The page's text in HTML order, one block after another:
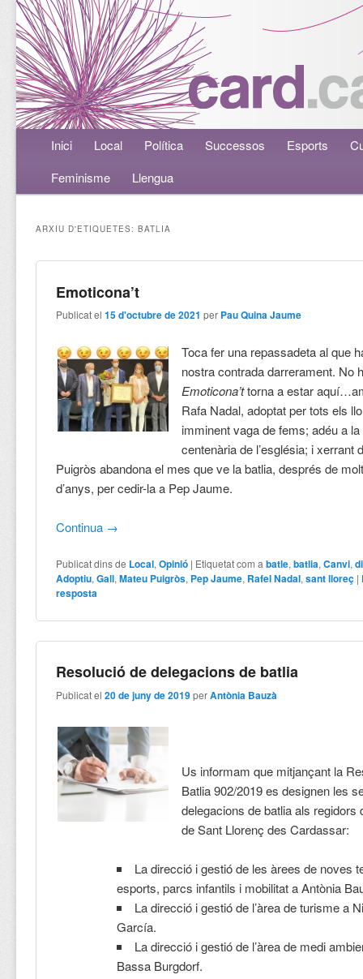
Menú principalAneu al contingut principal
Aneu al contingut secundari
Inici Local Política Successos Esports
Feminisme
Llengua
ARXIU D'ETIQUETES:BATLIA
Emoticona’t
Publicat el15 d'octubre de 2021 per Pau Quina Jaume
Toca fer una repassadeta al que
nostra contrada darrerament. No
Emoticona’ttorna a estar
Rafa Nadal, adoptat per tots els
imminentvaga de fems; adéu a
centenària de l’església; i xerrant
Puigròs abandona el mes que ve la batlia, després de
d’anys, per cedir-la a Pep Jaume.
Continua →
Publicat dins de Local,Opinió | Etiquetat com a batle,batlia,Canvi,
Adoptiu,Gall,Mateu Puigròs, Pep Jaume, Rafel Nadal,sant lloreç |
resposta
Resolució de delegacions de batlia
Publicat el20 de juny de 2019 perAntònia Bauzà
Us informam que mitjançant la
Batlia 902/2019 es designen les
delegacions de batlia als regidors
de Sant Llorenç des Cardassar:
La direcció i gestió de les àrees de noves
esports, parcs infantils i mobilitat a Antònia
La direcció i gestió de l’àrea de turisme a
García.
La direcció i gestió de l’àrea de medi
Bassa Burgdorf.